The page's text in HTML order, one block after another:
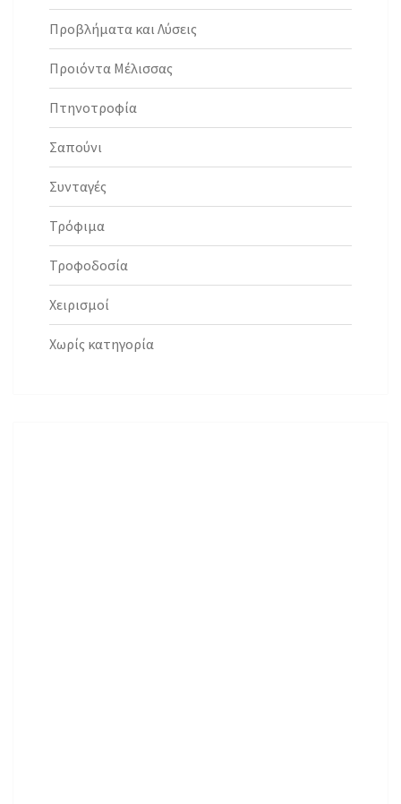
Προβλήματα και Λύσεις
Προιόντα Μέλισσας
Πτηνοτροφία
Σαπούνι
Συνταγές
Τρόφιμα
Τροφοδοσία
Χειρισμοί
Χωρίς κατηγορία